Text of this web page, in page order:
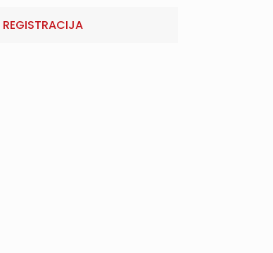
REGISTRACIJA